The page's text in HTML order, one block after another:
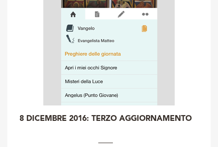
8 DICEMBRE 2016: TERZO AGGIORNAMENTO